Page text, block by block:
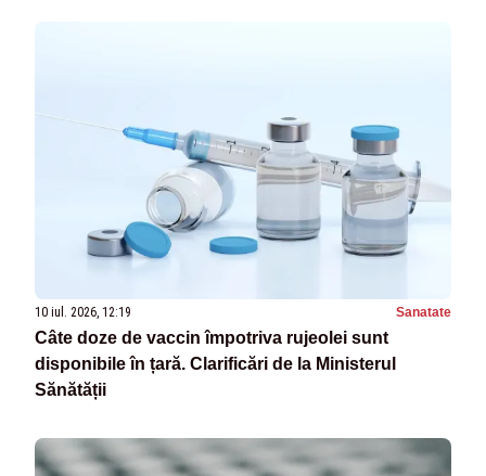
10 iul. 2026, 12:19 Sanatate
Câte doze de vaccin împotriva rujeolei sunt
disponibile în țară. Clarificări de la Ministerul
Sănătății